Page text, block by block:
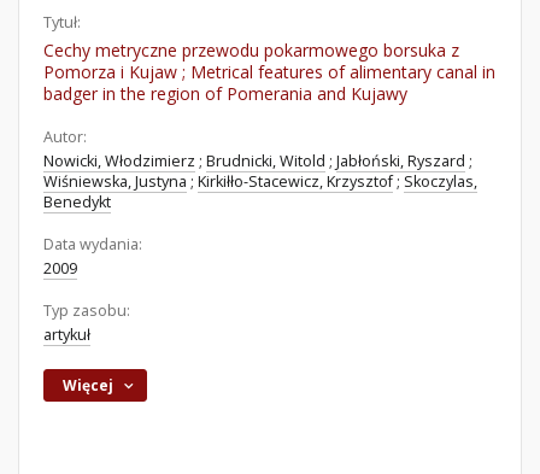
Tytuł:
Cechy metryczne przewodu pokarmowego borsuka z
Pomorza i Kujaw ; Metrical features of alimentary canal in
badger in the region of Pomerania and Kujawy
Autor:
Nowicki, Włodzimierz ; Brudnicki, Witold ; Jabłoński, Ryszard ;
Wiśniewska, Justyna ; Kirkiłło-Stacewicz, Krzysztof ; Skoczylas,
Benedykt
Data wydania:
2009
Typ zasobu:
artykuł
Więcej